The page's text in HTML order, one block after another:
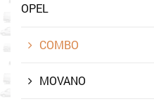
OPEL
COMBO
MOVANO